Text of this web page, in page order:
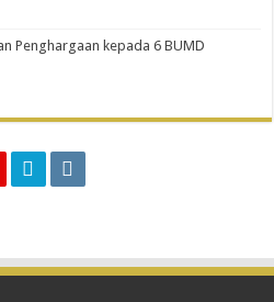
Penghargaan kepada 6 BUMD